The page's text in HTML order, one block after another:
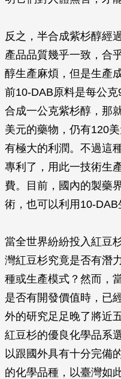
反之，半合成紫杉醇經
產品品質幾乎一致，合
醇生產麻煩，但是生產
前10-DAB原料是每公
合成一公克紫杉醇，那
美元的藥物，仍有120
有極大的利潤。不過這
專利了，用此一技術生
費。目前，國內的製藥
術，也可以利用10-DAB
當全世界紛紛投入紅豆
灣紅豆杉究竟是否有潛
種或生產模式？然而，
是否有開發價值時，已
外的研究足足晚了將近
紅豆杉的優良化學品系
以跟國外具有十分完備
的化學品種，以臺灣如